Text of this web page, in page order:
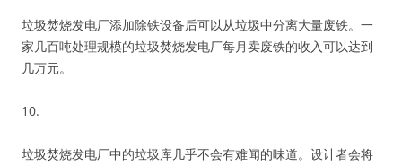
垃圾焚烧发电厂添加除铁设备后可以从垃圾中分离大量废铁。一
家几百吨处理规模的垃圾焚烧发电厂每月卖废铁的收入可以达到
几万元。
10.
垃圾焚烧发电厂中的垃圾库几乎不会有难闻的味道。设计者会将